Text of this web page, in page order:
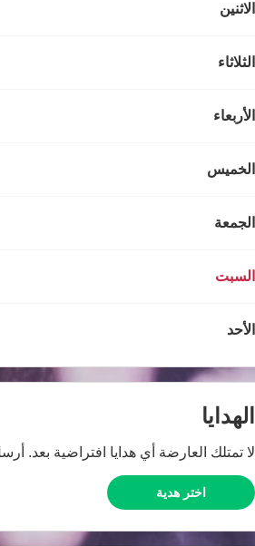
الاثنين
الثلاثاء
الأربعاء
الخميس
الجمعة
السبت
الأحد
الهدايا
لا تمتلك العارضة أي هدايا افتراضية بعد.
اختر هدية